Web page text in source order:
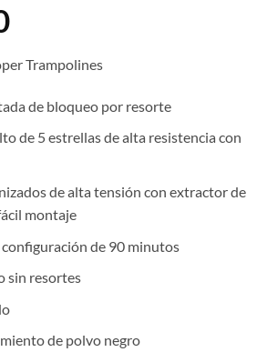
Trampolines
de bloqueo por resorte
de 5 estrellas de alta resistencia con
de alta tensión con extractor de
montaje
de 90 minutos
sin resortes
de polvo negro